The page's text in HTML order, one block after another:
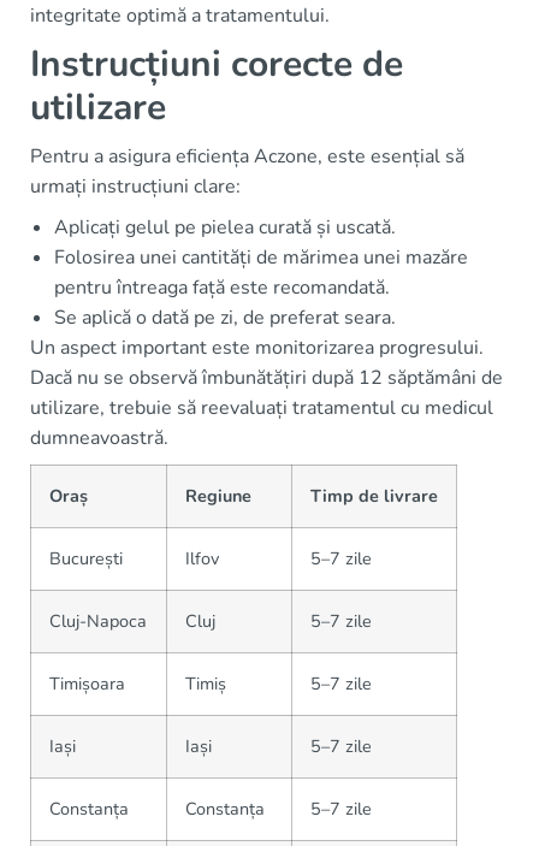
integritate optimă a tratamentului.
Instrucțiuni corecte de
utilizare
Pentru a asigura eficiența Aczone, este esențial să
urmați instrucțiuni clare:
Aplicați gelul pe pielea curată și uscată.
Folosirea unei cantități de mărimea unei mazăre
pentru întreaga față este recomandată.
Se aplică o dată pe zi, de preferat seara.
Un aspect important este monitorizarea progresului.
Dacă nu se observă îmbunătățiri după 12 săptămâni de
utilizare, trebuie să reevaluați tratamentul cu medicul
dumneavoastră.
Oraș Regiune Timp de livrare
București Ilfov 5–7 zile
Cluj-Napoca Cluj 5–7 zile
Timișoara Timiș 5–7 zile
Iași Iași 5–7 zile
Constanța Constanța 5–7 zile